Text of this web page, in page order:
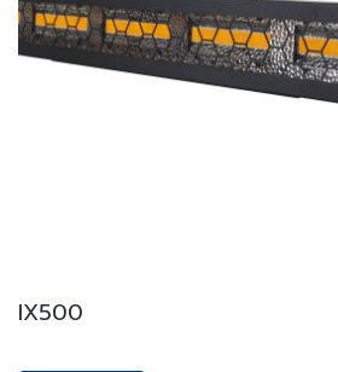
IX500